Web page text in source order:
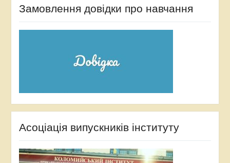
Замовлення довідки про навчання
Асоціація випускників інституту